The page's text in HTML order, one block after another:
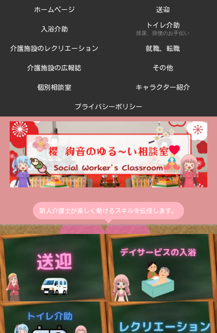
新人介護士が楽しく働けるスキルを伝授します。
ホームページ 送迎
入浴介助
トイレ介助
排尿、排便のお手伝い
介護施設のレクリエーション 就職、転職
介護施設の広報誌 その他
個別相談室 キャラクター紹介
プライバシーポリシー